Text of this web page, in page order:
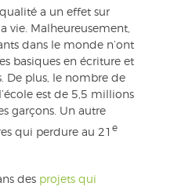
a un effet sur
vie. Malheureusement,
dans le monde n’ont
basiques en écriture et
De plus, le nombre de
est de 5,5 millions
garçons. Un autre
qui perdure au 21
e
des projets qui